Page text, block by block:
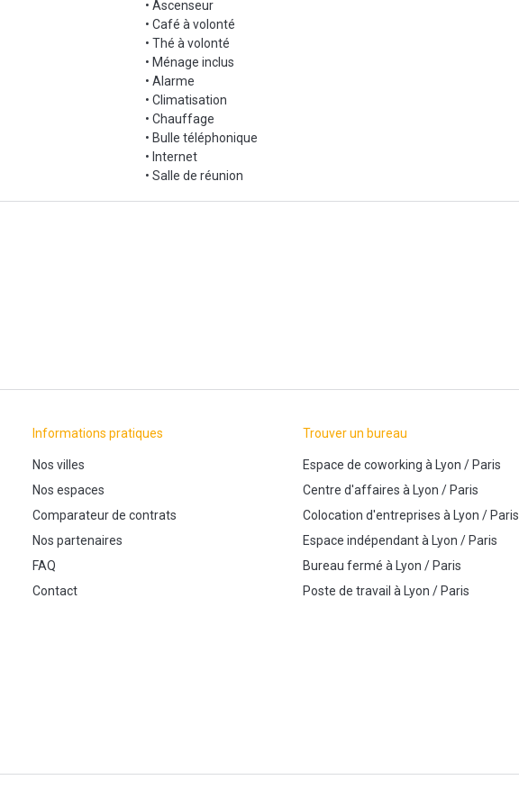
• Ascenseur
• Café à volonté
• Thé à volonté
• Ménage inclus
• Alarme
• Climatisation
• Chauffage
• Bulle téléphonique
• Internet
• Salle de réunion
Informations pratiques
Nos villes
Nos espaces
Comparateur de contrats
Nos partenaires
FAQ
Contact
Trouver un bureau
Espace de coworking à Lyon /Paris
Centre d'affaires à Lyon /Paris
Colocation d'entreprises à Lyon /Paris
Espace indépendantà Lyon /Paris
Bureau fermé à Lyon /Paris
Poste de travail à Lyon /Paris